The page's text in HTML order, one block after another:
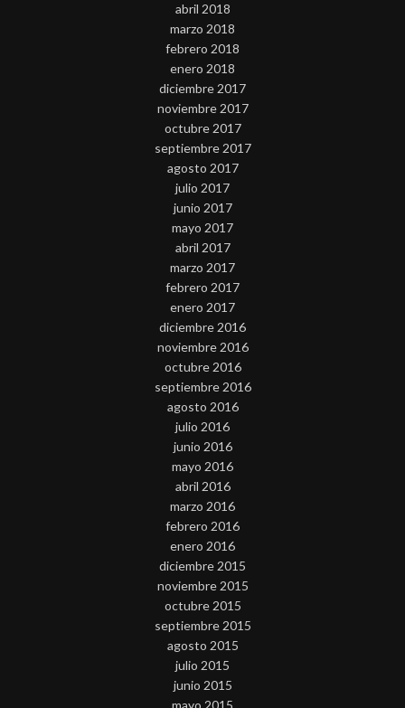
abril 2018
marzo 2018
febrero 2018
enero 2018
diciembre 2017
noviembre 2017
octubre 2017
septiembre 2017
agosto 2017
julio 2017
junio 2017
mayo 2017
abril 2017
marzo 2017
febrero 2017
enero 2017
diciembre 2016
noviembre 2016
octubre 2016
septiembre 2016
agosto 2016
julio 2016
junio 2016
mayo 2016
abril 2016
marzo 2016
febrero 2016
enero 2016
diciembre 2015
noviembre 2015
octubre 2015
septiembre 2015
agosto 2015
julio 2015
junio 2015